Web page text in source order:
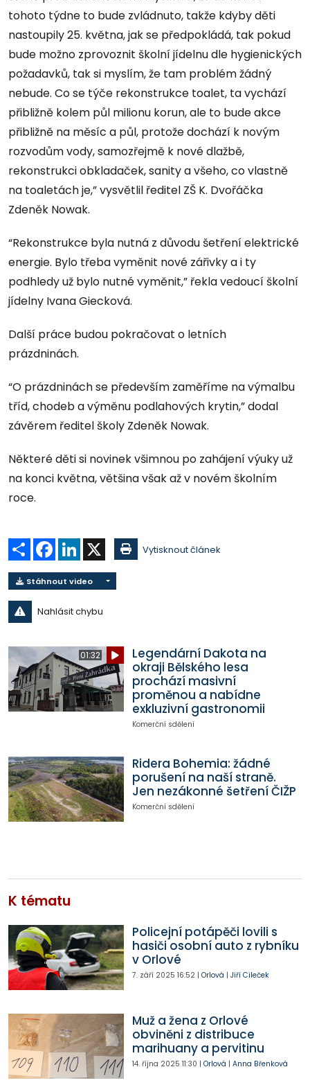
tohoto týdne to bude zvládnuto, takže kdyby děti
nastoupily 25. května, jak se předpokládá, tak pokud
bude možno zprovoznit školní jídelnu dle hygienických
požadavků, tak si myslím, že tam problém žádný
nebude. Co se týče rekonstrukce toalet, ta vychází
přibližně kolem půl milionu korun, ale to bude akce
přibližně na měsíc a půl, protože dochází k novým
rozvodům vody, samozřejmě k nové dlažbě,
rekonstrukci obkladaček, sanity a všeho, co vlastně
na toaletách je,” vysvětlil ředitel ZŠ K. Dvořáčka
Zdeněk Nowak.
“Rekonstrukce byla nutná z důvodu šetření elektrické
energie. Bylo třeba vyměnit nové zářivky a i ty
podhledy už bylo nutné vyměnit,” řekla vedoucí školní
jídelny Ivana Giecková.
Další práce budou pokračovat o letních
prázdninách.
“O prázdninách se především zaměříme na výmalbu
tříd, chodeb a výměnu podlahových krytin,” dodal
závěrem ředitel školy Zdeněk Nowak.
Některé děti si novinek všimnou po zahájení výuky už
na konci května, většina však až v novém školním
roce.
Sdílet Facebook
LinkedIn Vytisknout článek
Stáhnout video
Nahlásit chybu
01:32
Legendární Dakota na
okraji Bělského lesa
prochází masivní
proměnou a nabídne
exkluzivní gastronomii
Komerční sdělení
Ridera Bohemia: žádné
porušení na naší straně.
Jen nezákonné šetření ČIŽP
Komerční sdělení
K tématu
Policejní potápěči lovili s
hasiči osobní auto z rybníku
v Orlové
7. září 2025 16:52| Orlová | Jiří Cileček
Muž a žena z Orlové
obviněni z distribuce
marihuany a pervitinu
14. října 2025 11:30 | Orlová | Anna Břenková